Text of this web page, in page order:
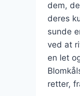
dem,
deres
sunde
ved at
en let
retter,